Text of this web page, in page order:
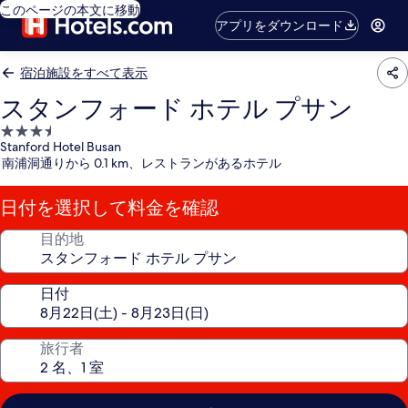
このページの本文に移動
アプリをダウンロード
宿泊施設をすべて表示
スタンフォード ホテル プサン
3.5
つ
星
宿
泊
施
Stanford Hotel Busan
南浦洞通りから 0.1 km、レストランがあるホテル
日付を選択して料金を確認
目的地
日付
旅行者